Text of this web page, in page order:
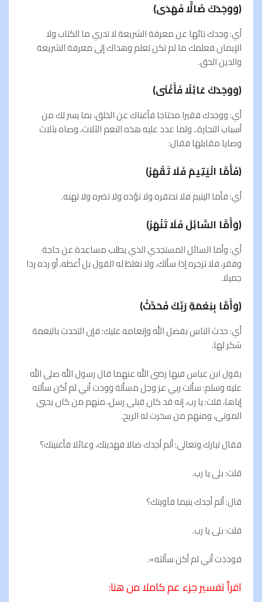
(وَوَجَدَكَ ضَالًّا فَهَدَى)
أي: وجدك تائها عن معرفة الشريعة لا تدري ما الكتاب ولا
الإيمان فعلمك ما لم تكن تعلم وهداك إلى معرفة الشريعة
والدين الحق.
(وَوَجَدَكَ عَائِلًا فَأَغْنَى)
أي: ووجدك فقيرا محتاجا فأغناك عن الخلق، بما يسر لك من
أسباب التجارة.. ولما عدد عليه هذه النعم الثلاث، وصاه بثلاث
وصایا مقابلها فقال:
(فَأَمَّا الْيَتِيمَ فَلَا تَقْهَرْ)
أي: فأما اليتيم فلا تحتقره ولا تؤذه ولا تضره ولا تهنه.
(وَأَمَّا السَّائِلَ فَلَا تَنْهَرْ)
أي: وأما السائل المستجدي الذي يطلب مساعدة عن حاجة
وفقر، فلا تزجره إذا سألك، ولا تغلظ له القول بل أعطه، أو رده ردا
جميلا.
(وَأَمَّا بِنِعْمَةِ رَبِّكَ فَحَدِّثْ)
أي: حدث الناس بفضل الله وإنعامه عليك؛ فإن التحدث بالنعمة
شكر لها.
يقول ابن عباس فيها رضى الله عنهما قال رسول الله صلى الله
عليه وسلم: سألت ربي عز وجل مسألة وودت أني لم أكن سألته
إياها، قلت: يا رب، إنه قد كان قبلی رسل، منهم من كان يحيي
الموتى، ومنهم من سخرت له الريح.
فقال تبارك وتعالى: ألم أجدك ضالا فهديتك، وعائلا فأغنيتك؟
قلت: بلى يا رب.
قال: ألم أجدك يتيما فآويتك؟
قلت: بلى يا رب.
فوددت أني لم أكن سألته».
اقرأ تفسير جزء عم كاملا من هنا: